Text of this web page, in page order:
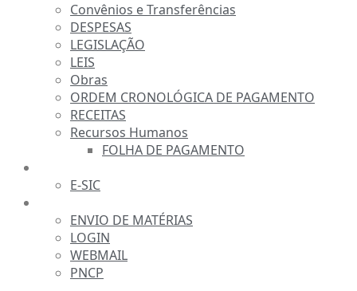
Convênios e Transferências
DESPESAS
LEGISLAÇÃO
LEIS
Obras
ORDEM CRONOLÓGICA DE PAGAMENTO
RECEITAS
Recursos Humanos
FOLHA DE PAGAMENTO
E-SIC
ENVIO DE MATÉRIAS
LOGIN
WEBMAIL
PNCP